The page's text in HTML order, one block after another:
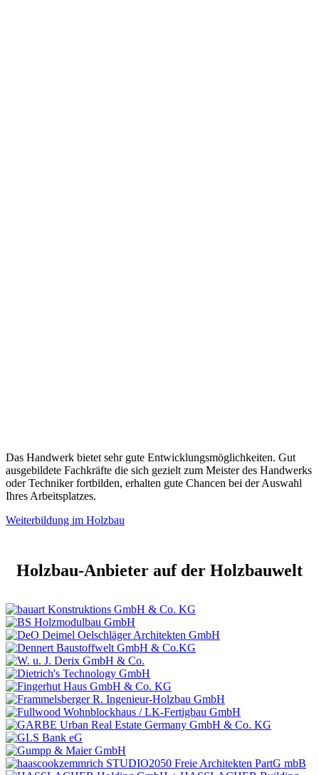
Das Handwerk bietet sehr gute Entwicklungsmöglichkeiten. Gut
ausgebildete Fachkräfte die sich gezielt zum Meister des Handwerks
oder Techniker fortbilden, erhalten gute Chancen bei der Auswahl
Ihres Arbeitsplatzes.
Weiterbildung im Holzbau
Holzbau-Anbieter auf der Holzbauwelt